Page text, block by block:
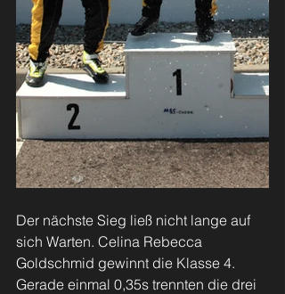
Der nächste Sieg ließ nicht lange auf
sich Warten. Celina Rebecca
Goldschmid gewinnt die Klasse 4.
Gerade einmal 0,35s trennten die drei